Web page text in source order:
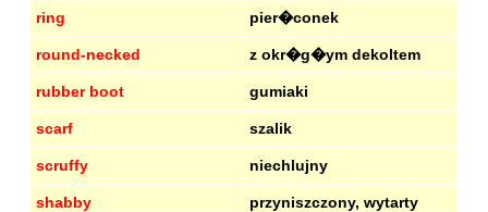
ring pier�conek
round-necked z okr�g�ym dekoltem
rubber boot gumiaki
scarf szalik
scruffy niechlujny
shabby przyniszczony, wytarty